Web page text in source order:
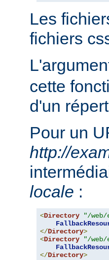
Les
fichiers
cette
d'un
Pour un
http://
locale :
<Directory "/web/
</Directory>
<Directory
"/web/
</Directory>